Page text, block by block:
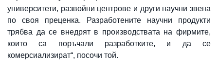
университети, развойни центрове и други научни звена
по своя преценка. Разработените научни продукти
трябва да се внедрят в производствата на фирмите,
които са поръчали разработките, и да се
комерсиализират“, посочи той.